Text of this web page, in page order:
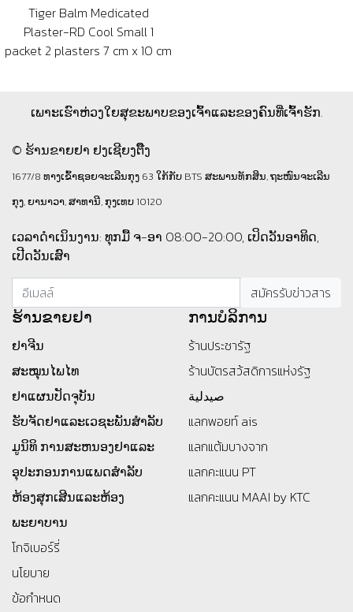
Tiger Balm Medicated
Plaster-RD Cool Small 1
packet 2 plasters 7 cm x 10 cm
ເພາະເຮົາຫ່ວງໃຍສຸຂະພາບຂອງເຈົ້າແລະຂອງຄົນທີ່ເຈົ້າຮັກ.
© ຮ້ານຂາຍຢາ ຢງເຊີຍງຕຶ໊ງ
1677/8 ທາງເຂົ້າຊອຍຈະເລີນກຸງ 63 ໃກ້ກັບ BTS ສະພານທັກສິນ, ຖະໜົນຈະເລີນ
ກຸງ, ຍານາວາ, ສາທານີ, ກຸງເທບ 10120
ເວລາດຳເນິນງານ: ທຸກມື້ ຈ-ອາ 08:00-20:00, ເປິດວັນອາທິດ,
ເປີດວັນເສົາ
ຮ້ານ​ຂາຍ​ຢາ
ຢາຈີນ
ສະໝຸນໄພໄທ
ຢາແຜນປັດຈຸບັນ
ຮັບຈັດຢາແລະເວຊະພັນສໍາລັບ
ມູນິທິ ການສະຫນອງຢາແລະ
ອຸປະກອນການແພດສໍາລັບ
ຫ້ອງສຸກເສີນແລະຫ້ອງ
ພະຍາບານ
โกจิเบอร์รี่
นโยบาย
ข้อกำหนด
ການບໍລິການ
ร้านประชารัฐ
ร้านบัตรสว้สดิการแห่งรัฐ
صيدلية
แลกพอยท์ ais
แลกแต้มบางจาก
แลกคะแนน PT
แลกคะแนน MAAI by KTC